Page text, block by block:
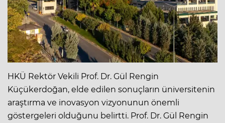
HKÜ Rektör Vekili Prof. Dr. Gül Rengin
Küçükerdoğan, elde edilen sonuçların üniversitenin
araştırma ve inovasyon vizyonunun önemli
göstergeleri olduğunu belirtti. Prof. Dr. Gül Rengin